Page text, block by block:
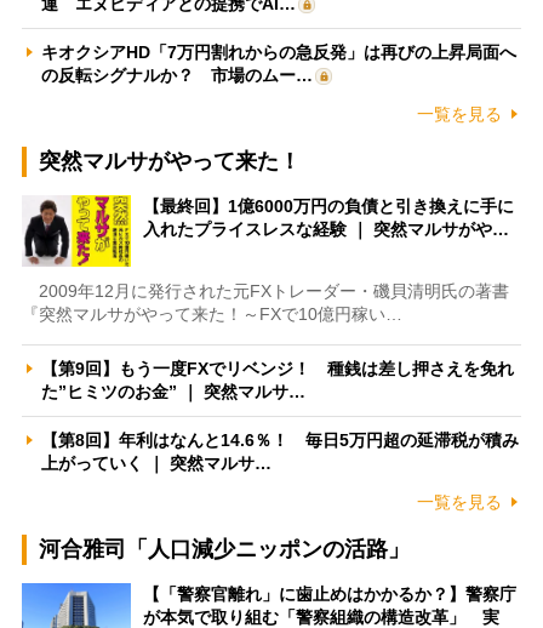
キオクシアHD「7万円割れからの急反発」は再びの上昇局面へ
の反転シグナルか？ 市場のムー…
一覧を見る
突然マルサがやって来た！
【最終回】1億6000万円の負債と引き換えに手に
入れたプライスレスな経験 ｜ 突然マルサがや…
2009年12月に発行された元FXトレーダー・磯貝清明氏の著書
『突然マルサがやって来た！～FXで10億円稼い…
【第9回】もう一度FXでリベンジ！ 種銭は差し押さえを免れ
た”ヒミツのお金” ｜ 突然マルサ…
【第8回】年利はなんと14.6％！ 毎日5万円超の延滞税が積み
上がっていく ｜ 突然マルサ…
一覧を見る
河合雅司「人口減少ニッポンの活路」
【「警察官離れ」に歯止めはかかるか？】警察庁
が本気で取り組む「警察組織の構造改革」 実